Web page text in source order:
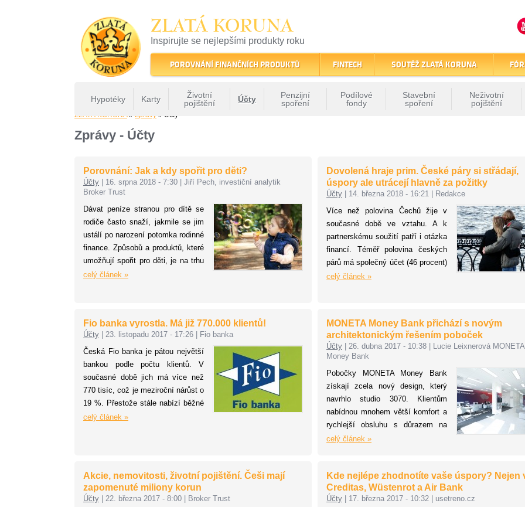
ZLATÁ KORUNA
Inspirujte se nejlepšími produkty roku
22 let tradice a kvality na finančním trhu
POROVNÁNÍ FINANČNÍCH PRODUKTŮ FINTECH SOUTĚŽ ZLATÁ KORUNA
Hypotéky Karty
Životní
pojištění
Účty
Penzijní
spoření
Podílové
fondy
Stavební
spoření
Neživotní
pojištění
ZLATÁ KORUNA» Zprávy » Účty
Zprávy - Účty
Porovnání: Jak a kdy spořit pro děti?
Účty 16. srpna 2018 - 7:30
Jiří Pech, investiční analytik
Broker Trust
Dávat peníze stranou pro dítě se
rodiče často snaží, jakmile se jim
ustálí po narození potomka rodinné
finance. Způsobů a produktů, které
umožňují spořit pro děti, je na trhu
celá řada. Všechny mají svá pro a
Podívejte se, kdy je vhodné
konkrétní produkty využít.
celý článek »
Dovolená hraje prim. České páry si střádají,
úspory ale utrácejí hlavně za požitky
Účty 14. března 2018 - 16:21
Redakce
Více než polovina Čechů žije v
současné době ve vztahu. A k
partnerskému soužití patří i otázka
financí. Téměř polovina českých
párů má společný účet (46 procent)
a také si společně spoří (45
místě je pak rekonstrukce bytu či
domu (37 procent). I přesto, že
Čechy nejvíce láká utratit
zadlužit by se kvůli ní rozhodně
nechtěli. Půjčit si peníze na její
pořízení by byla ochotná pouze 2
procenta populace.
celý článek »
Fio banka vyrostla. Má již 770.000 klientů!
Účty 23. listopadu 2017 - 17:26
Fio banka
Česká Fio banka je pátou největší
bankou podle počtu klientů. V
současné době jich má více než
770 tisíc, což je meziroční nárůst o
19 %. Přestože stále nabízí běžné
bankovní služby bez poplatků,
pro nejbližší měsíce i příští rok.
celý článek »
MONETA Money Bank přichází s novým
architektonickým řešením poboček
Účty 26. dubna 2017 - 10:38
Lucie Leixnerová MONETA
Money Bank
Pobočky MONETA Money Bank
získají zcela nový design, který
navrhlo studio 3070. Klientům
nabídnou mnohem větší komfort a
rychlejší obsluhu s důrazem na
zachování diskrétnosti. První z
se dočká nového vzhledu v
průběhu tří let. S novým
konceptem přichází banka rok
celý článek »
Akcie, nemovitosti, životní pojištění. Češi mají
zapomenuté miliony korun
Účty 22. března 2017 - 8:00
Broker Trust
Kde nejlépe zhodnotíte vaše úspory? Nejen
Creditas, Wüstenrot a Air Bank
Účty 17. března 2017 - 10:32
usetreno.cz